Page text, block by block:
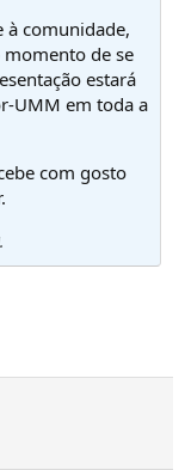
à comunidade,
de se
estará
UMM em toda a
com gosto